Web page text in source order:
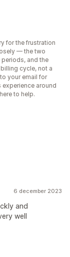
for the frustration
— the two
and the
cycle, not a
your email for
experience around
to help.
6 december 2023
and
well